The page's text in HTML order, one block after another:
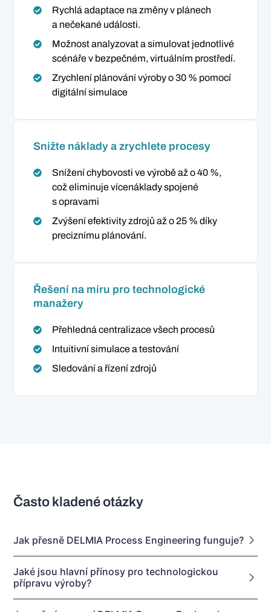
Rychlá adaptace na změny v plánech
a nečekané události.
Možnost analyzovat a simulovat jednotlivé
scénáře v bezpečném, virtuálním prostředí.
Zrychlení plánování výroby o 30 % pomocí
digitální simulace
Snižte náklady a zrychlete procesy
Snížení chybovosti ve výrobě až o 40 %,
což eliminuje vícenáklady spojené
s opravami
Zvýšení efektivity zdrojů až o 25 % díky
preciznímu plánování.
Řešení na míru pro technologické
manažery
Přehledná centralizace všech procesů
Intuitivní simulace a testování
Sledování a řízení zdrojů
Často kladené otázky
Jak přesně DELMIA Process Engineering funguje?
Jaké jsou hlavní přínosy pro technologickou
přípravu výroby?